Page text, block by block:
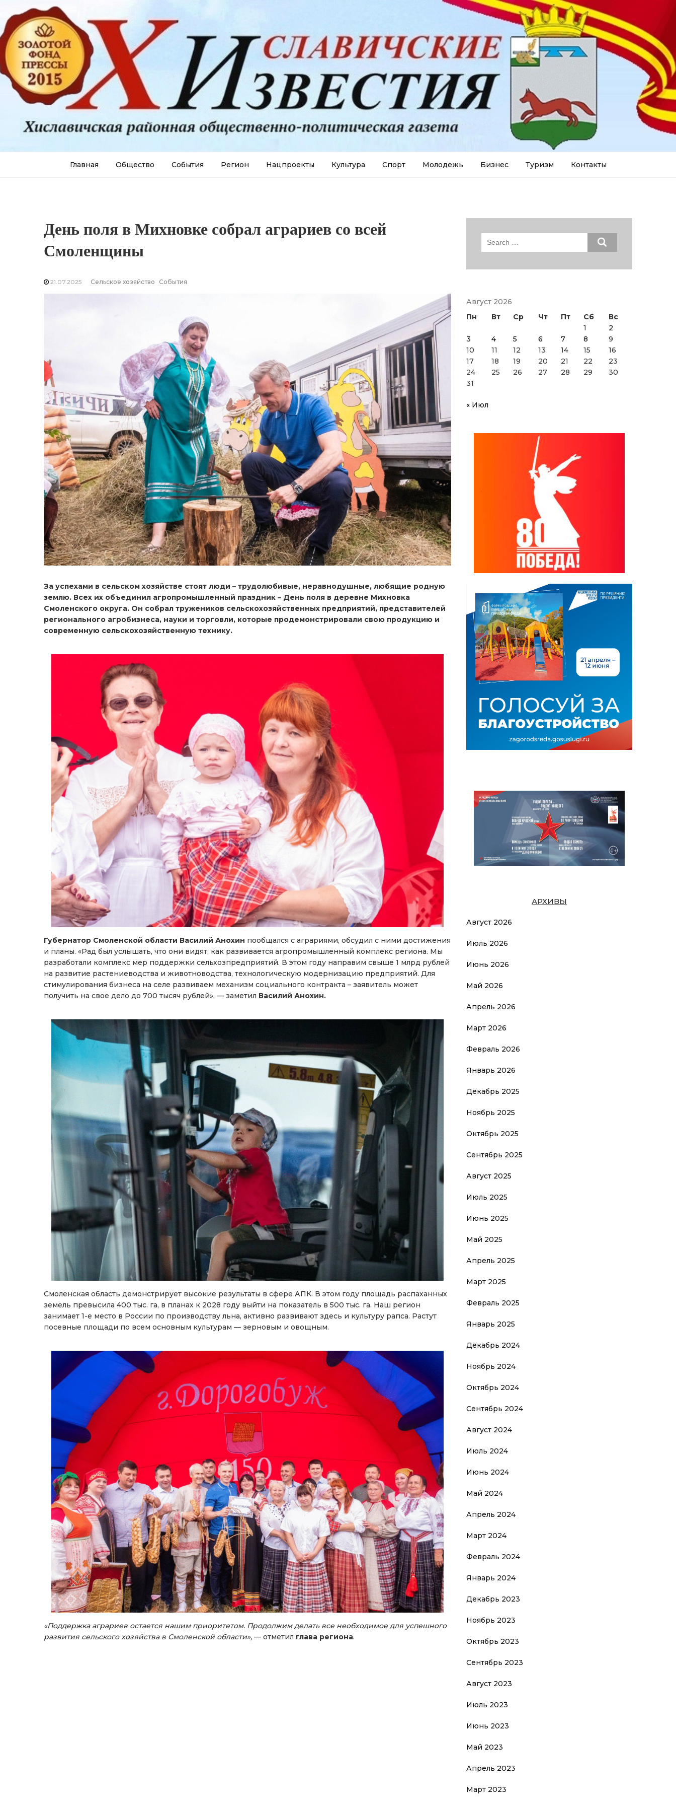
Главная Общество События Регион Нацпроекты Культура Спорт Молодежь Бизнес Туризм Контакты
День поля в Михновке собрал аграриев со всей
Смоленщины
21.07.2025 Сельское хозяйство События
За успехами в сельском хозяйстве стоят люди – трудолюбивые, неравнодушные, любящие родную
землю. Всех их объединил агропромышленный праздник – День поля в деревне Михновка
Смоленского округа. Он собрал тружеников сельскохозяйственных предприятий, представителей
регионального агробизнеса, науки и торговли, которые продемонстрировали свою продукцию и
современную сельскохозяйственную технику.
Губернатор Смоленской области Василий Анохин пообщался с аграриями, обсудил с ними достижения
и планы. «Рад был услышать, что они видят, как развивается агропромышленный комплекс региона. Мы
разработали комплекс мер поддержки сельхозпредприятий. В этом году направим свыше 1 млрд рублей
на развитие растениеводства и животноводства, технологическую модернизацию предприятий. Для
стимулирования бизнеса на селе развиваем механизм социального контракта – заявитель может
получить на свое дело до 700 тысяч рублей», — заметил Василий Анохин.
Смоленская область демонстрирует высокие результаты в сфере АПК. В этом году площадь распаханных
земель превысила 400 тыс. га, в планах к 2028 году выйти на показатель в 500 тыс. га. Наш регион
занимает 1-е место в России по производству льна, активно развивают здесь и культуру рапса. Растут
посевные площади по всем основным культурам — зерновым и овощным.
«Поддержка аграриев остается нашим приоритетом. Продолжим делать все необходимое для успешного
развития сельского хозяйства в Смоленской области», — отметил глава региона.
Search
Август 2026
Пн
Вт Ср Чт Пт Сб
Вс
1
2
3
4 5 6 7 8
9
10
11 12 13 14 15
16
17
18 19 20 21 22
23
24
25 26 27 28 29
30
31
« Июл
АРХИВЫ
Август 2026
Июль 2026
Июнь 2026
Май 2026
Апрель 2026
Март 2026
Февраль 2026
Январь 2026
Декабрь 2025
Ноябрь 2025
Октябрь 2025
Сентябрь 2025
Август 2025
Июль 2025
Июнь 2025
Май 2025
Апрель 2025
Март 2025
Февраль 2025
Январь 2025
Декабрь 2024
Ноябрь 2024
Октябрь 2024
Сентябрь 2024
Август 2024
Июль 2024
Июнь 2024
Май 2024
Апрель 2024
Март 2024
Февраль 2024
Январь 2024
Декабрь 2023
Ноябрь 2023
Октябрь 2023
Сентябрь 2023
Август 2023
Июль 2023
Июнь 2023
Май 2023
Апрель 2023
Март 2023